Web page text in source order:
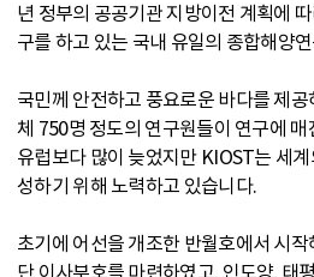
년 정부의 공공기관 지방이전 계획에
구를 하고 있는 국내 유일의 종합해양
국민께 안전하고 풍요로운 바다를 제
체 750명 정도의 연구원들이 연구에
유럽보다 많이 늦었지만 KIOST는 세
성하기 위해 노력하고 있습니다.
초기에 어선을 개조한 반월호에서 시
단 이사부호를 마련하였고, 인도양, 태